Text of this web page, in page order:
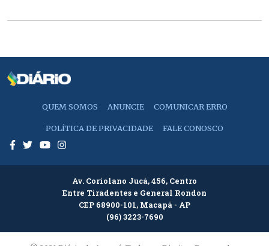
QUEM SOMOS ANUNCIE COMUNICAR ERRO
POLÍTICA DE PRIVACIDADE FALE CONOSCO
Av. Coriolano Jucá, 456, Centro
Entre Tiradentes e General Rondon
CEP 68900-101, Macapá - AP
(96) 3223-7690